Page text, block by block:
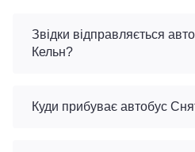
Звідки відправляється
Кельн?
Куди прибуває автобус